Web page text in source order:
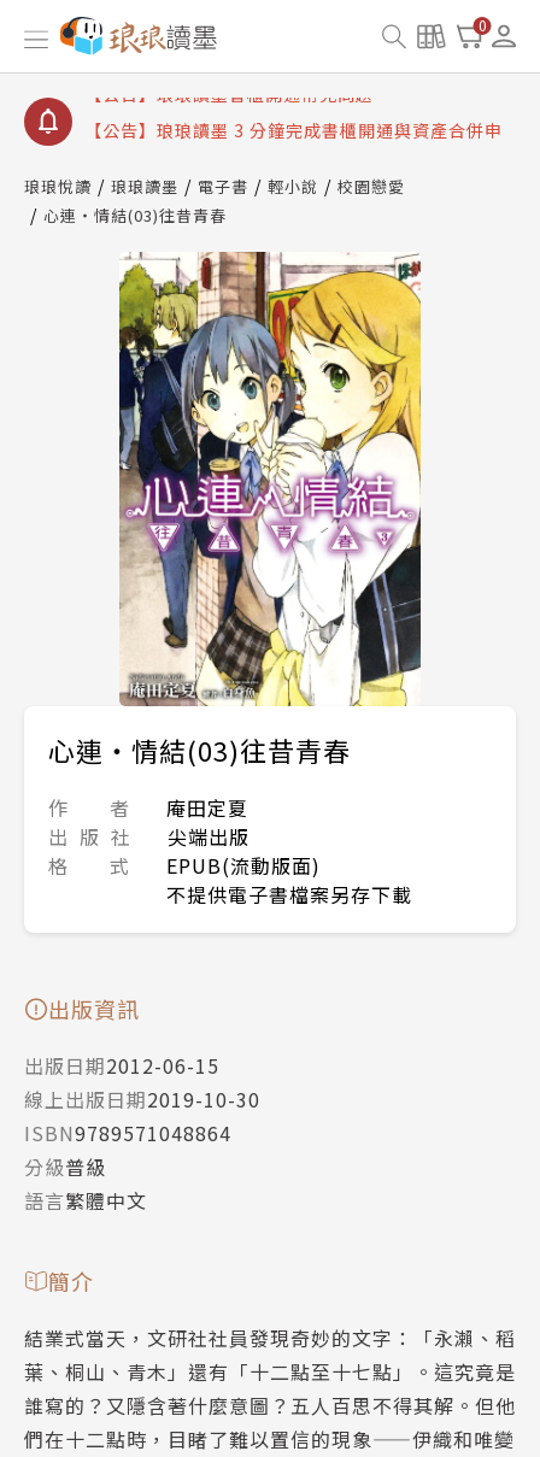
0
【公告】琅琅讀墨數位閱讀資產合併與書櫃開通申請
【公告】琅琅讀墨書櫃開通常見問題
【公告】琅琅讀墨 3 分鐘完成書櫃開通與資產合併申
請圖文教學
查詢
【公告】琅琅讀墨數位閱讀資產合併與書櫃開通申請
琅琅悅讀 琅琅讀墨 電子書 輕小說
校園戀愛
心連‧情結(03)往昔青春
心連‧情結(03)往昔青春
作 者
庵田定夏
出 版 社
尖端出版
格 式
EPUB(流動版面)
不提供電子書檔案另存下載
出版資訊
出版日期2012-06-15
線上出版日期2019-10-30
ISBN9789571048864
分級普級
語言繁體中文
簡介
結業式當天，文研社社員發現奇妙的文字：「永瀨、稻
葉、桐山、青木」還有「十二點至十七點」。這究竟是
誰寫的？又隱含著什麼意圖？五人百思不得其解。但他
們在十二點時，目睹了難以置信的現象——伊織和唯變